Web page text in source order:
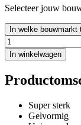
Selecteer jouw
In welke bouwmarkt
In winkelwagen
Super sterk
Gelvormig